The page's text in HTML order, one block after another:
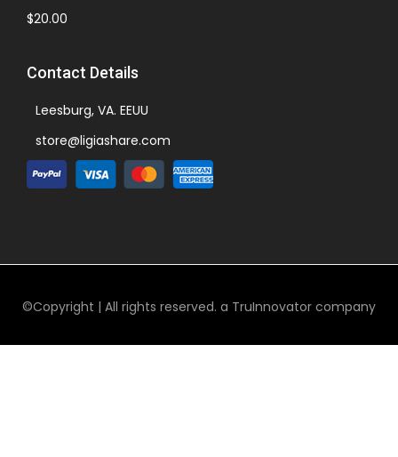
$20.00
Contact Details
Leesburg, VA. EEUU
store@ligiashare.com
©Copyright | All rights reserved. a TruInnovator company